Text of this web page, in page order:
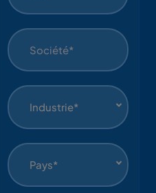
Industrie*
Pays*